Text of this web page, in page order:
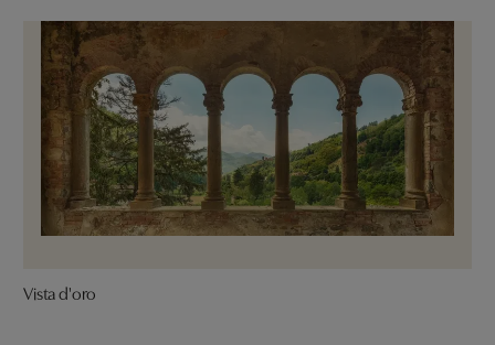
Vista d'oro